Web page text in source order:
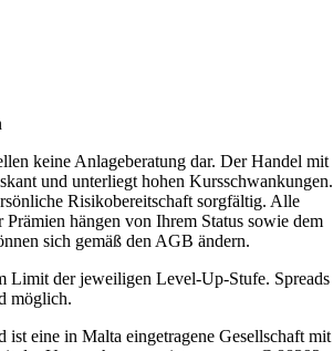
keine Anlageberatung dar. Der Handel mit
und unterliegt hohen Kursschwankungen.
Risikobereitschaft sorgfältig. Alle
Prämien hängen von Ihrem Status sowie dem
sich gemäß den AGB ändern.
Limit der jeweiligen Level-Up-Stufe. Spreads
möglich.
eine in Malta eingetragene Gesellschaft mit